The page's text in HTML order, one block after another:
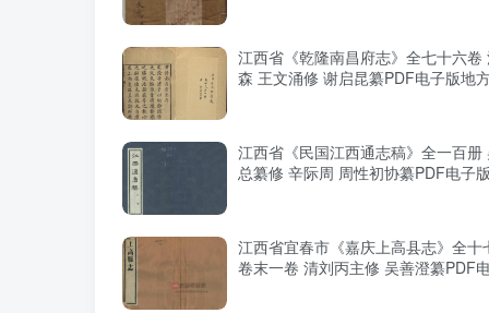
江西省《乾隆南昌府志》全七十六卷
森 王文涌修 谢启昆纂PDF电子版地
江西省《民国江西通志稿》全一百册
总纂修 辛际周 周性初协纂PDF电子
江西省宜春市《嘉庆上高县志》全十
卷末一卷 清刘丙主修 吴善澄纂PDF